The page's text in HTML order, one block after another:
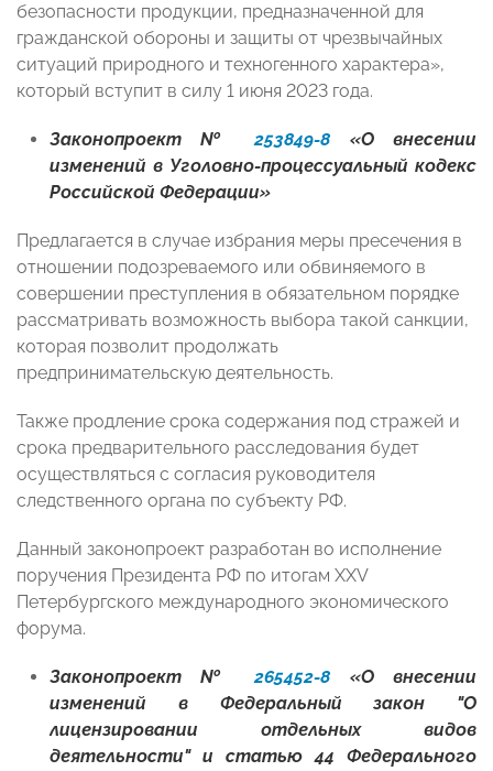
безопасности продукции, предназначенной для
гражданской обороны и защиты от чрезвычайных
ситуаций природного и техногенного характера»,
который вступит в силу 1 июня 2023 года.
Законопроект №253849-8 «О внесении
изменений в Уголовно-процессуальный кодекс
Российской Федерации»
Предлагается в случае избрания меры пресечения в
отношении подозреваемого или обвиняемого в
совершении преступления в обязательном порядке
рассматривать возможность выбора такой санкции,
которая позволит продолжать
предпринимательскую деятельность.
Также продление срока содержания под стражей и
срока предварительного расследования будет
осуществляться с согласия руководителя
следственного органа по субъекту РФ.
Данный законопроект разработан во исполнение
поручения Президента РФ по итогам XXV
Петербургского международного экономического
форума.
Законопроект №265452-8 «О внесении
изменений в Федеральный закон "О
лицензировании отдельных видов
деятельности" и статью 44 Федерального